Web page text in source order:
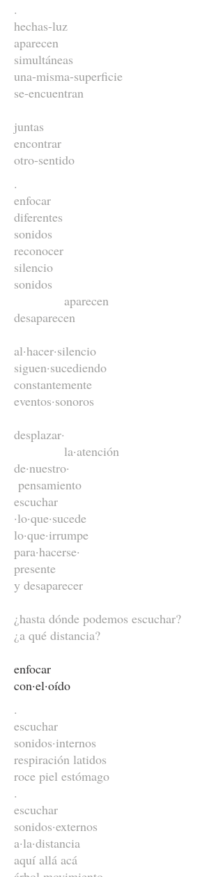
.
hechas-luz
aparecen
simultáneas
una-misma-superficie
se-encuentran
juntas
encontrar
otro-sentido
.
enfocar
diferentes
sonidos
reconocer
silencio
sonidos
aparecen
desaparecen
al·hacer·silencio
siguen·sucediendo
constantemente
eventos·sonoros
desplazar·
la·atención
de·nuestro·
pensamiento
escuchar
·lo·que·sucede
lo·que·irrumpe
para·hacerse·
presente
y desaparecer
¿hasta dónde podemos escuchar?
¿a qué distancia?
enfocar
con·el·oído
.
escuchar
sonidos·internos
respiración latidos
roce piel estómago
.
escuchar
sonidos·externos
a·la·distancia
aquí allá acá